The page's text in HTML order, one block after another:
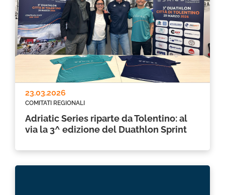
Adriatic Series riparte da Tolentino: al
via la 3^ edizione del Duathlon Sprint
COMITATI REGIONALI
23.03.2026